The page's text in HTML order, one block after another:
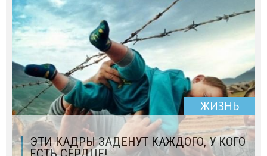
ЖИЗНЬ
ЭТИ КАДРЫ ЗАДЕНУТ КАЖДОГО, У КОГО